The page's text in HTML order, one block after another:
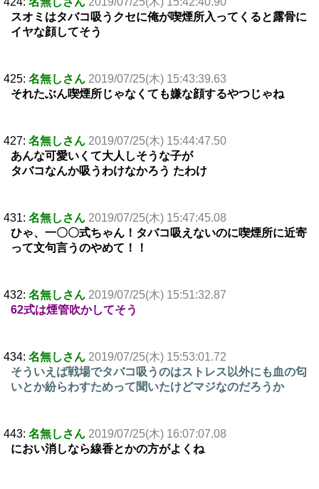
スオミはタバコ吸うクセに俺が喫煙所入ってくると露骨に
イヤな顔してそう
425: 名無しさん 2019/07/25(木) 15:43:39.63
それたぶん喫煙所じゃなくても嫌な顔するやつじゃね
427: 名無しさん 2019/07/25(木) 15:44:47.50
あんな可愛いくて大人しそうな子が
タバコなんか吸うわけなかろう たわけ
431: 名無しさん 2019/07/25(木) 15:47:45.08
ひゃ、一〇〇式ちゃん！タバコ吸えないのに喫煙所に近寄
って文句言うのやめて！！
432: 名無しさん 2019/07/25(木) 15:51:32.87
62式は煙管吹かしてそう
434: 名無しさん 2019/07/25(木) 15:53:01.72
そういえば戦場でタバコ吸うのはストレス以外にも血の匂
いとか紛らわすためって聞いたけどマジなのだろうか
443: 名無しさん 2019/07/25(木) 16:07:07.08
におい消しなら線香とかの方がよくね